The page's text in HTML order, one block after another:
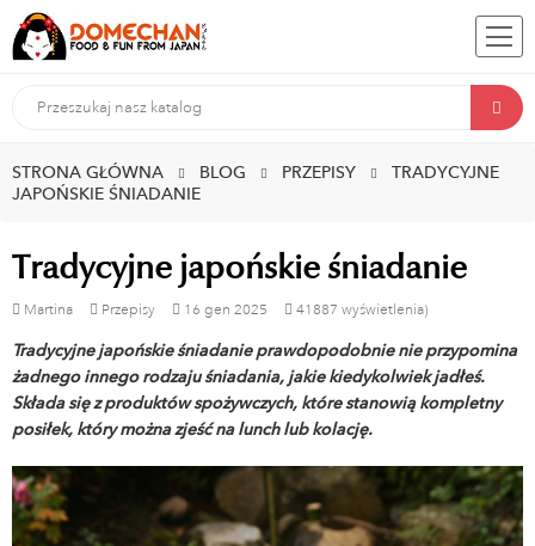
STRONA GŁÓWNA BLOG PRZEPISY
TRADYCYJNE
JAPOŃSKIE ŚNIADANIE
Tradycyjne japońskie śniadanie
Martina Przepisy 16 gen 2025 41887 wyświetlenia)
Tradycyjne japońskie śniadanie prawdopodobnie nie przypomina
żadnego innego rodzaju śniadania, jakie kiedykolwiek jadłeś.
Składa się z produktów spożywczych, które stanowią kompletny
posiłek, który można zjeść na lunch lub kolację.